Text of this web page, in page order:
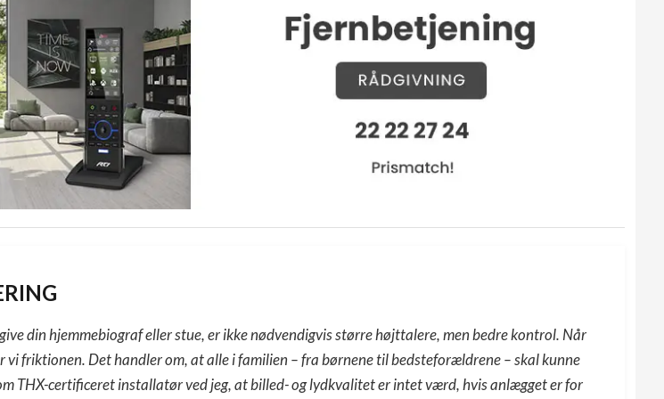
din hjemmebiograf eller stue, er ikke nødvendigvis større højttalere, men bedre kontrol. Når
vi friktionen. Det handler om, at alle i familien – fra børnene til bedsteforældrene – skal kunne
THX-certificeret installatør ved jeg, at billed- og lydkvalitet er intet værd, hvis anlægget er for